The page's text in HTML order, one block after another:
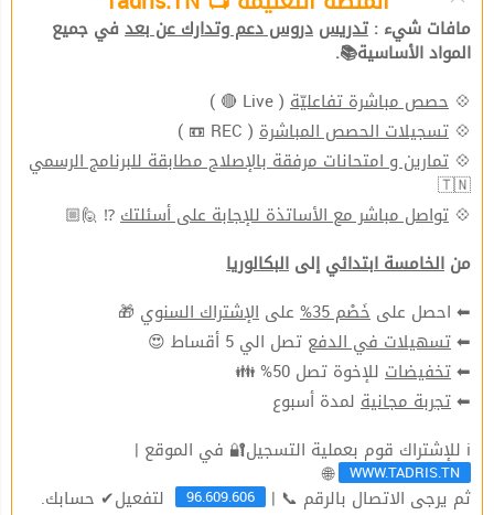
مافات شيء : تدريس دروس دعم وتدارك عن بعد في جميع
المواد الأساسية📚.
💠 حصص مباشرة تفاعليّة ( Live 🔴 )
💠 تسجيلات الحصص المباشرة ( REC 📼 )
💠 تمارين و امتحانات مرفقة بالإصلاح مطابقة للبرنامج الرسمي
🇹🇳
💠 تواصل مباشر مع الأساتذة للإجابة على أسئلتك⁉ 🙋🏼
من الخامسة ابتدائي إلى البكالوريا
⬅ احصل على خَصْم 35% على الإشتراك السنوي 🎁
⬅تسهيلات في الدفع تصل الي 5 أقساط 😍
⬅تخفيضات للإخوة تصل 50% 👪
⬅تجربة مجانية لمدة أسبوع
ℹ للإشتراك قوم بعملية التسجيل🔐 في الموقع |
WWW.TADRIS.TN
🌐
ثم يرجى الاتصال بالرقم 📞 | 96.609.606 لتفعيل✔ حسابك.